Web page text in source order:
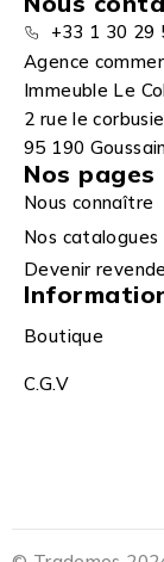
+33 1 30 29
Agence
Immeuble Le
2 rue le
95 190
Nos pages
Nous connaître
Nos catalogues
Devenir
Boutique
C.G.V